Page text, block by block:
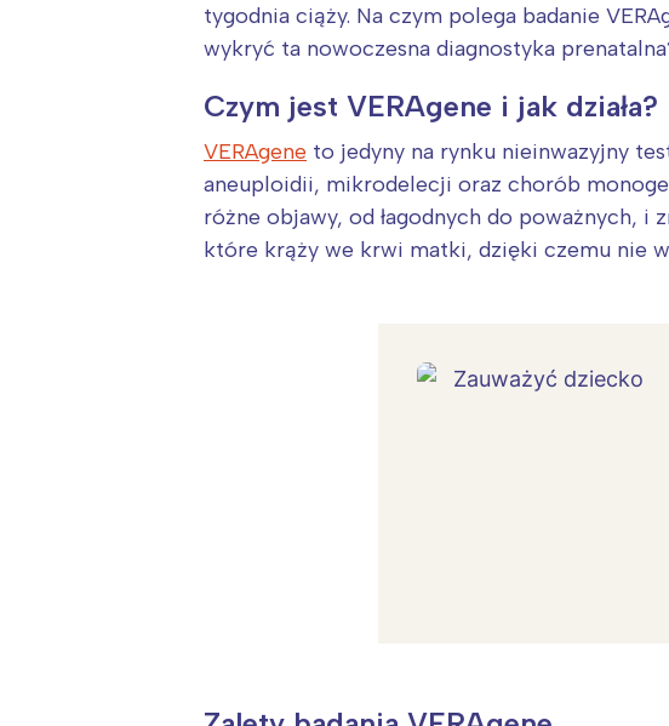
tygodnia ciąży. Na czym polega badanie
wykryć ta nowoczesna diagnostyka
Czym jest VERAgene i jak działa?
VERAgene to jedyny na rynku nieinwazyjny
aneuploidii, mikrodelecji oraz chorób
różne objawy, od łagodnych do poważnych, i
które krąży we krwi matki, dzięki czemu nie